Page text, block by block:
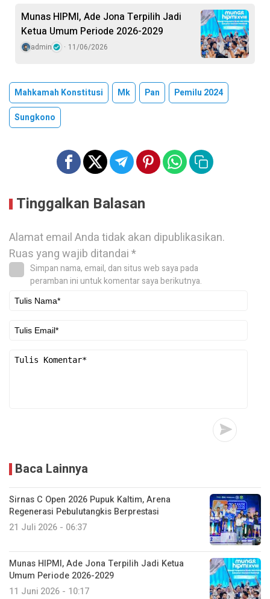
Munas HIPMI, Ade Jona Terpilih Jadi
Ketua Umum Periode 2026-2029
admin 11/06/2026
Mahkamah Konstitusi Mk Pan
Pemilu 2024
Sungkono
Tinggalkan Balasan
Alamat email Anda tidak akan dipublikasikan.
Ruas yang wajib ditandai*
Simpan nama, email, dan situs web saya pada
peramban ini untuk komentar saya berikutnya.
Baca Lainnya
Sirnas C Open 2026 Pupuk Kaltim, Arena
Regenerasi Pebulutangkis Berprestasi
21 Juli 2026 - 06:37
Munas HIPMI, Ade Jona Terpilih Jadi Ketua
Umum Periode 2026-2029
11 Juni 2026 - 10:17